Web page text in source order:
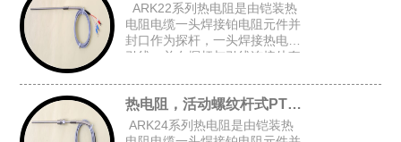
ARK22系列热电阻是由铠装热
电阻电缆一头焊接铂电阻元件并
封口作为探杆，一头焊接热电阻
引线，并在探杆与引线连接处套
阶套接杆式铠装热电阻。
热电阻，活动螺纹杆式PT100
ARK24系列热电阻是由铠装热